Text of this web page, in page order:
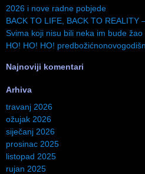
2026 i nove radne pobjede
BACK TO LIFE, BACK TO REALITY
Svima koji nisu bili neka im bude žao
HO! HO! HO!
Najnoviji komentari
Arhiva
travanj 2026
ožujak 2026
siječanj 2026
prosinac 2025
listopad 2025
rujan 2025